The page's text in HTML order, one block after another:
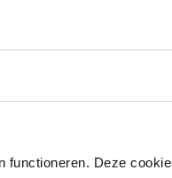
Deze
transport van gas en/
uitbreiding van het
uw woonplaats. U kunt
enwww.edsn.nl